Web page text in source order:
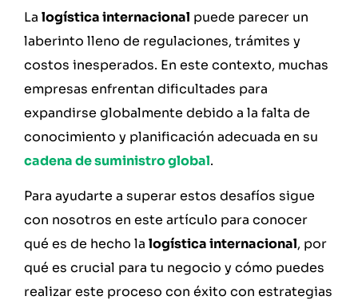
La logística internacional puede parecer un
laberinto lleno de regulaciones, trámites y
costos inesperados. En este contexto, muchas
empresas enfrentan dificultades para
expandirse globalmente debido a la falta de
conocimiento y planificación adecuada en su
cadena de suministro global.
Para ayudarte a superar estos desafíos sigue
con nosotros en este artículo para conocer
qué es de hecho la logística internacional, por
qué es crucial para tu negocio y cómo puedes
realizar este proceso con éxito con estrategias